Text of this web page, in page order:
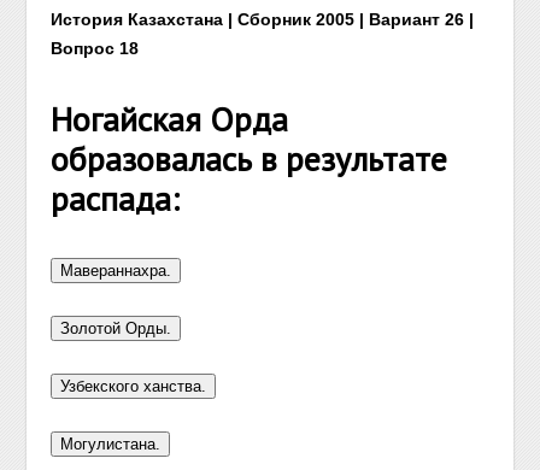
История Казахстана | Сборник 2005 | Вариант 26 |
Вопрос 18
Ногайская Орда
образовалась в результате
распада: